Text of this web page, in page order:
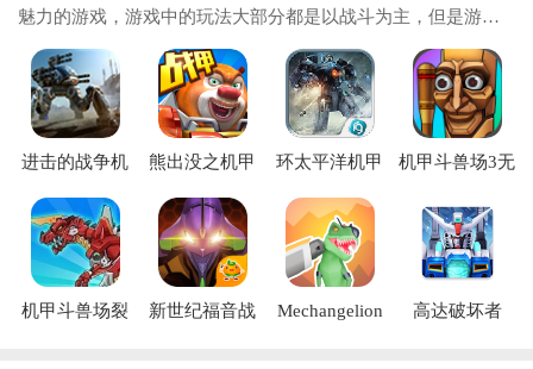
魅力的游戏，游戏中的玩法大部分都是以战斗为主，但是游戏
的玩法十分丰富，不仅有精彩的世界观介绍剧情，还可以让你
认识全新的小伙伴，感受机甲+冒险+战斗的
进击的战争机
熊出没之机甲
环太平洋机甲
机甲斗兽场3无
机甲斗兽场裂
新世纪福音战
Mechangelion
高达破坏者